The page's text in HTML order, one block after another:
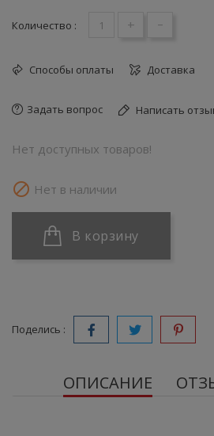
Количество : + -
Способы оплаты Доставка
Задать вопрос Написать
Нет доступных товаров!
 Нет в наличии
В корзину
Поделись :
ОПИСАНИЕ